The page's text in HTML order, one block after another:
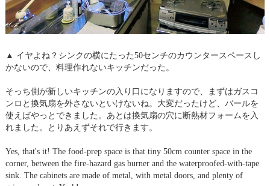
▲ イヤよね？シンクの横にたった50センチのカウンタースペースし
かないので、料理作れないキッチンだった。
そっち側が新しいキッチンの入り口になりますので、まずはガスコ
ンロと換気扇を外さないといけないね。大変だったけど、バールを
使えばやっとできました。あとは換気扇の穴に断熱材フォームを入
れました。とりあえずそれで行きます。
Yes, that's it! The food-prep space is that tiny 50cm counter space in the
corner, between the fire-hazard gas burner and the waterproofed-with-tape
sink. The cabinets are made of metal, with metal doors, and plenty of